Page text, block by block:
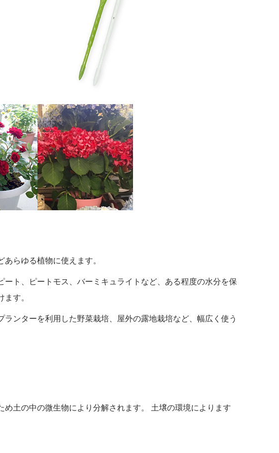
らゆる植物に使えます。
ト、ピートモス、バーミキュライトなど、ある程度の水分を保
す。
ンターを利用した野菜栽培、屋外の露地栽培など、幅広く使う
土の中の微生物により分解されます。 土壌の環境によります